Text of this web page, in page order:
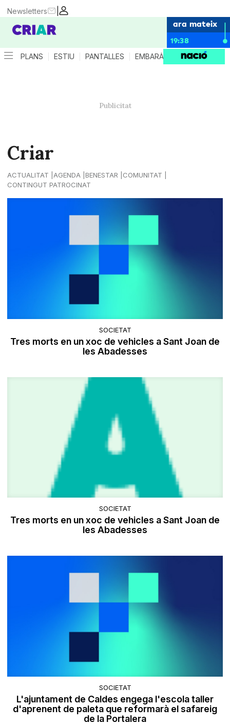
|
Newsletters
ara mateix
19:38
PLANS ESTIU PANTALLES EMBARÀS CRIANÇA
Criar
ACTUALITAT AGENDA BENESTAR
COMUNITAT
CONTINGUT PATROCINAT
SOCIETAT
Tres morts en un xoc de vehicles a Sant Joan de
les Abadesses
SOCIETAT
Tres morts en un xoc de vehicles a Sant Joan de
les Abadesses
SOCIETAT
L'ajuntament de Caldes engega l'escola taller
d'aprenent de paleta que reformarà el safareig
de la Portalera